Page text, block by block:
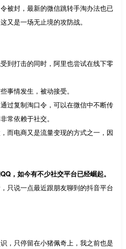
封，最新的微信跳转手淘办法也已
又是一场无止境的攻防战。
打击的同时，阿里也尝试在线下零
情发生，被动接受。
复制淘口令，可以在微信中不断传
常依赖于社交。
电商又是流量变现的方式之一，因
，如今有不少社交平台已经崛起。
说一点最近跟朋友聊到的抖音平台
只停留在小猪佩奇上，我之前也是